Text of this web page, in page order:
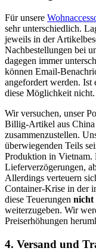
Für unsere
sehr unterschiedlich.
jeweils in der
Nachbestellungen bei
dagegen immer
können Email-
angefordert werden.
diese Möglichkeit nicht.
Wir versuchen, unser
Billig-Artikel aus China
zusammenzustellen.
überwiegenden Teils
Produktion in Vietnam.
Lieferverzögerungen,
Allerdings verteuern
Container-Krise in der
diese Teuerungen nicht
weiterzugeben. Wir
Preiserhöhungen
4. Versand und